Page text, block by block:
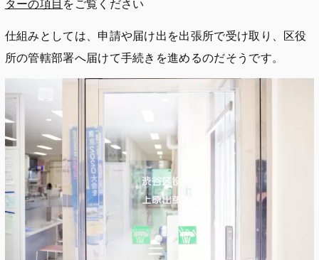
仕組みとしては、申請や届け出を出張所で受け取り、区役
所の管轄部署へ届けて手続きを進めるのだそうです。